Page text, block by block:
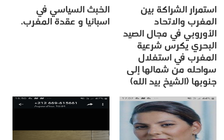
استمرار الشراكة بين
المغرب والاتحاد
الأوروبي في مجال الصيد
البحري يكرس شرعية
المغرب في استغلال
سواحله من شمالها إلى
جنوبها (الشيخ بيد الله)
الخبث السياسي في
اسبانيا و عقدة المغرب.